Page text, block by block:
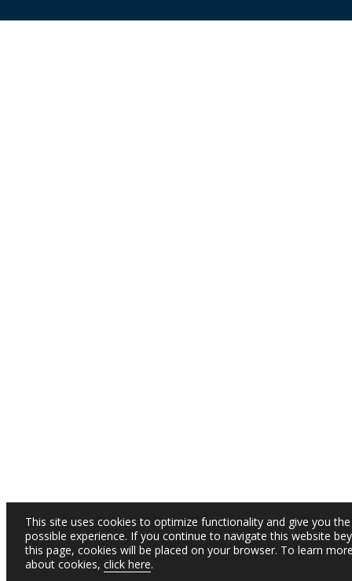
This site uses cookies to optimize functionality and give you
possible experience. If you continue to navigate this website
this page, cookies will be placed on your browser. To learn
about cookies, click here.